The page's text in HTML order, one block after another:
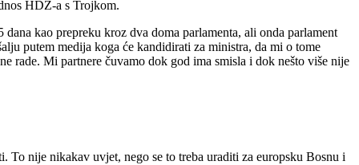
HDZ-a s Trojkom.
kao prepreku kroz dva doma parlamenta, ali onda parlament
putem medija koga će kandidirati za ministra, da mi o tome
rade. Mi partnere čuvamo dok god ima smisla i dok nešto više nije
nije nikakav uvjet, nego se to treba uraditi za europsku Bosnu i